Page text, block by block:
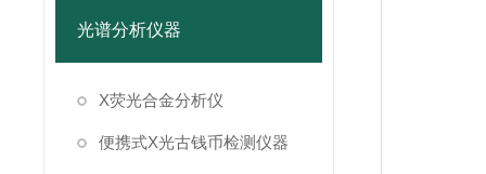
光谱分析仪器
X荧光合金分析仪
便携式X光古钱币检测仪器